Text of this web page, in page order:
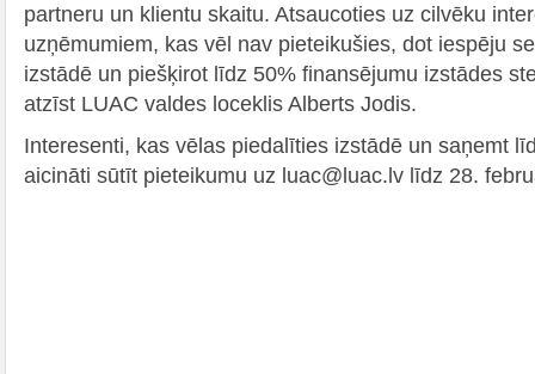
partneru un klientu skaitu. Atsaucoties uz cilvēku
uzņēmumiem, kas vēl nav pieteikušies, dot iespēju
izstādē un piešķirot līdz 50% finansējumu izstādes
atzīst LUAC valdes loceklis Alberts Jodis.
Interesenti, kas vēlas piedalīties izstādē un saņemt
aicināti sūtīt pieteikumu uz luac@luac.lv līdz 28.